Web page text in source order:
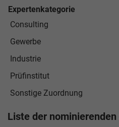
Expertenkategorie
Consulting
Gewerbe
Industrie
Prüfinstitut
Sonstige Zuordnung
Liste der